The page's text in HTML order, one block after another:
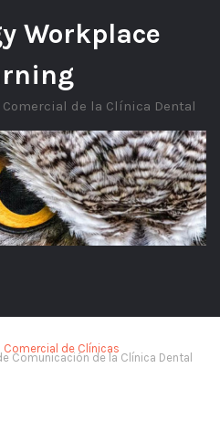
Workplace
de la Clínica Dental
Comercial de Clínicas
Comunicación de la Clínica Dental